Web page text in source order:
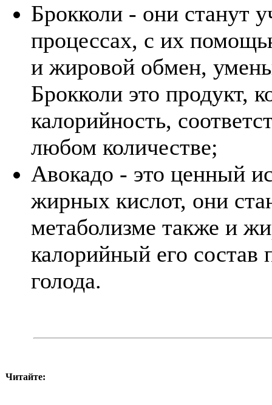
Брокколи - они станут
процессах, с их
и жировой обмен,
Брокколи это продукт,
калорийность,
любом количестве;
Авокадо - это ценный
жирных кислот, они
метаболизме также и
калорийный его состав
голода.
Читайте: